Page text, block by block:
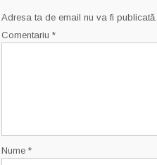
Adresa ta de email nu va fi publicată.
Comentariu *
Nume *